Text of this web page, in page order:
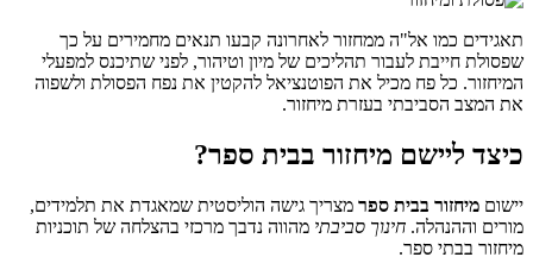
תאגידים כמו אל"ה ממחזור לאחרונה קבעו תנאים מחמירים על כך
שפסולת חייבת לעבור תהליכים של מיון וטיהור, לפני שתיכנס למפעלי
המיחזור. כל פח מכיל את הפוטנציאל להקטין את נפח הפסולת ולשפוה
את המצב הסביבתי בעזרת מיחזור.
כיצד ליישם מיחזור בבית ספר?
יישום מיחזור בבית ספר מצריך גישה הוליסטית שמאגדת את תלמידים,
מורים וההנהלה. חינוך סביבתי מהווה נדבך מרכזי בהצלחה של תוכניות
מיחזור בבתי ספר.